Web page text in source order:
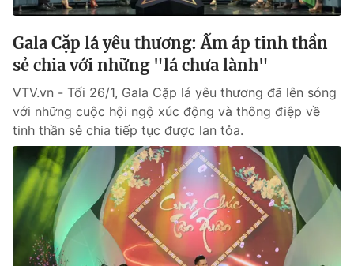
Gala Cặp lá yêu thương: Ấm áp tinh thần
sẻ chia với những "lá chưa lành"
VTV.vn - Tối 26/1, Gala Cặp lá yêu thương đã lên sóng
với những cuộc hội ngộ xúc động và thông điệp về
tinh thần sẻ chia tiếp tục được lan tỏa.